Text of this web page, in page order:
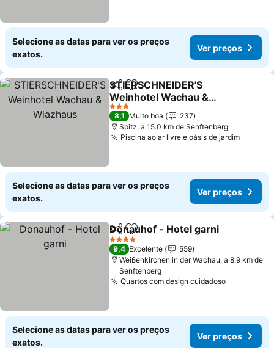
Selecione as datas para ver os preços
exatos.
Ver preços
PartilharAdicionar aos favoritos
STIERSCHNEIDER'S
Weinhotel Wachau &
Wiazhaus
Ver preços
3 Estrelas
8,1 Muito boa
237
Spitz, a 15.0 km de Senftenberg
Piscina ao ar livre e oásis de jardimVer
Selecione as datas para ver os preços
exatos.
Ver preços
PartilharAdicionar aos favoritos
Donauhof - Hotel garni
4 Estrelas
9,4 Excelente
559
Weißenkirchen in der Wachau, a 8.9 km de
Senftenberg
Quartos com design cuidadosoVer
Selecione as datas para ver os preços
exatos.
Ver preços